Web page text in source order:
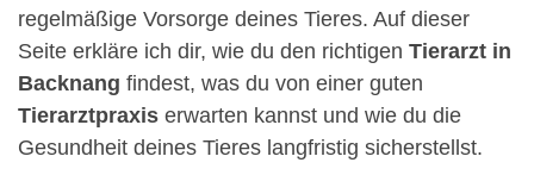
regelmäßige Vorsorge deines Tieres. Auf dieser
Seite erkläre ich dir, wie du den richtigen Tierarzt in
Backnang findest, was du von einer guten
Tierarztpraxis erwarten kannst und wie du die
Gesundheit deines Tieres langfristig sicherstellst.